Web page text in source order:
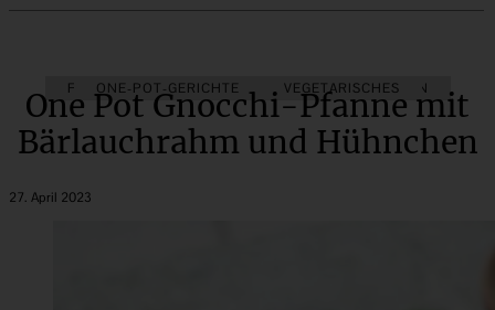
FIX AUF DEM TISCH KINDER-LIEBLINGSESSEN
ONE-POT-GERICHTE VEGETARISCHES
One Pot Gnocchi-Pfanne mit
Bärlauchrahm und Hühnchen
27. April 2023